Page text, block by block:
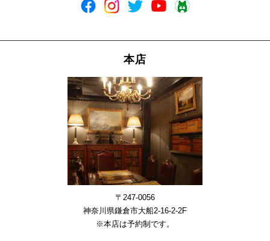
本店
〒247-0056
神奈川県鎌倉市大船2-16-2-2F
※本店は予約制です。